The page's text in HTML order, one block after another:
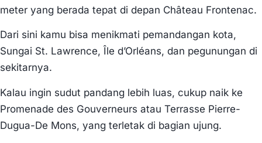
meter yang berada tepat di depan Château Frontenac.
Dari sini kamu bisa menikmati pemandangan kota,
Sungai St. Lawrence, Île d’Orléans, dan pegunungan di
sekitarnya.
Kalau ingin sudut pandang lebih luas, cukup naik ke
Promenade des Gouverneurs atau Terrasse Pierre-
Dugua-De Mons, yang terletak di bagian ujung.